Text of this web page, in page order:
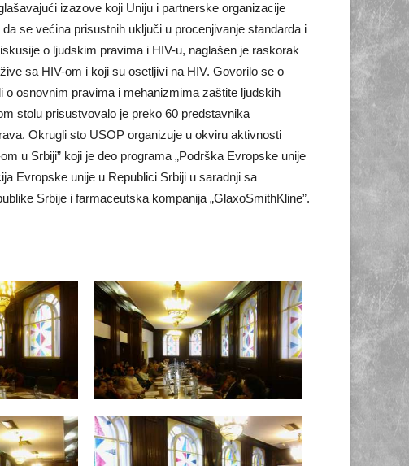
izazove koji Uniju i partnerske organizacije
se većina prisustnih uključi u procenjivanje standarda i
o ljudskim pravima i HIV-u, naglašen je raskorak
sa HIV-om i koji su osetljivi na HIV. Govorilo se o
osnovnim pravima i mehanizmima zaštite ljudskih
stolu prisustvovalo je preko 60 predstavnika
Okrugli sto USOP organizuje u okviru aktivnosti
u Srbiji” koji je deo programa „Podrška Evropske unije
Evropske unije u Republici Srbiji u saradnji sa
Srbije i farmaceutska kompanija „GlaxoSmithKline”.